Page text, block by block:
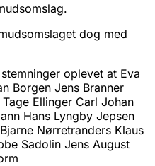
dog med
oplevet at Eva
Borgen Jens Branner
Ellinger Carl Johan
Hans Lyngby Jepsen
Nørretranders Klaus
Sadolin Jens August